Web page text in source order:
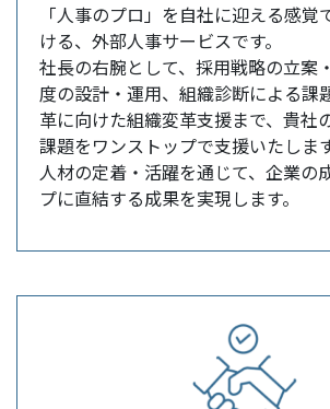
「人事のプロ」を自社に迎える感覚
ける、外部人事サービスです。
社長の右腕として、採用戦略の立案
度の設計・運用、組織診断による課
革に向けた組織変革支援まで、貴社
課題をワンストップで支援いたします
人材の定着・活躍を通じて、企業の
プに直結する成果を実現します。